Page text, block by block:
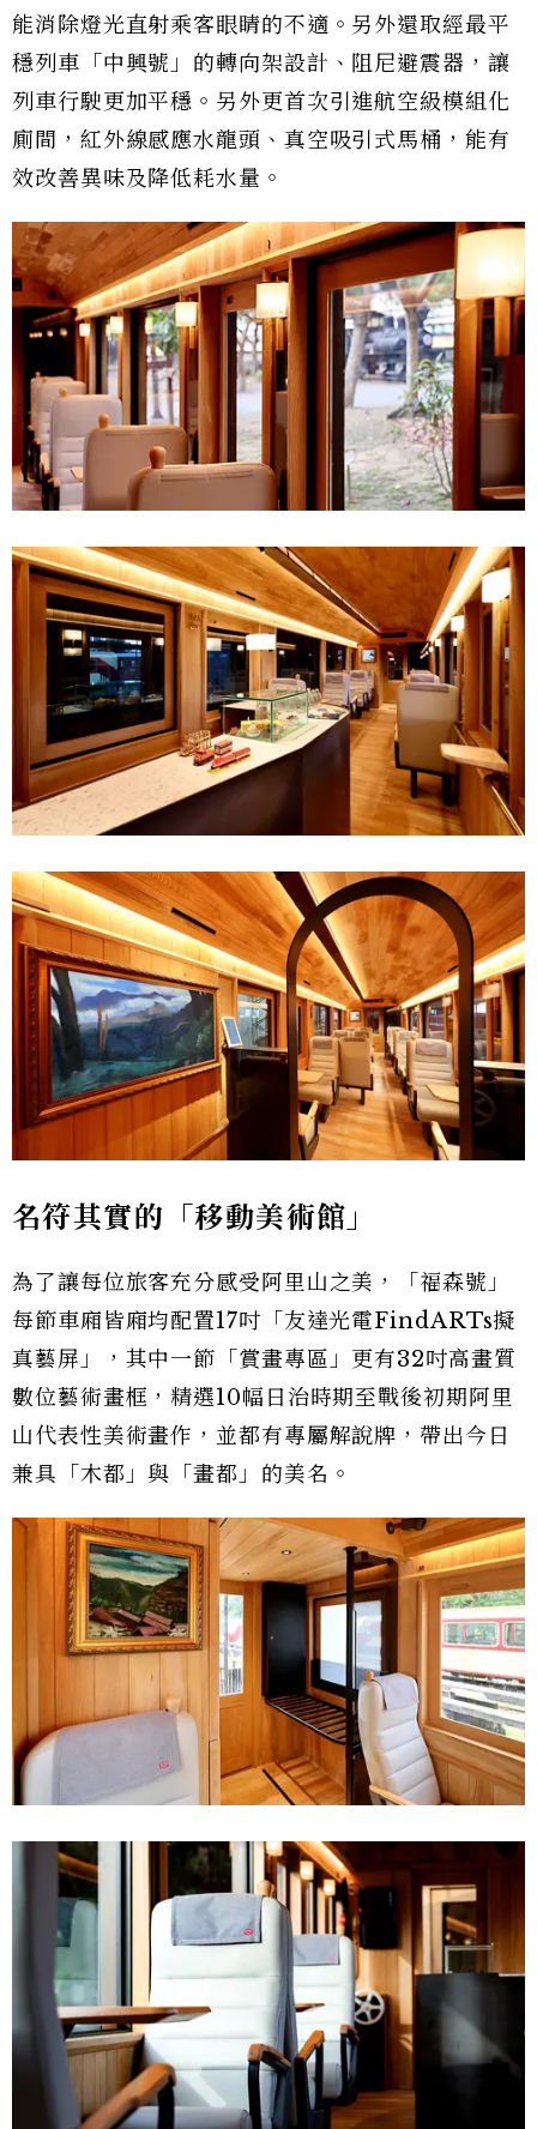
能消除燈光直射乘客眼睛的不適。另外還取經最平
穩列車「中興號」的轉向架設計、阻尼避震器，讓
列車行駛更加平穩。另外更首次引進航空級模組化
廁間，紅外線感應水龍頭、真空吸引式馬桶，能有
效改善異味及降低耗水量。
名符其實的「移動美術館」
為了讓每位旅客充分感受阿里山之美，「福森號」
每節車廂皆廂均配置17吋「友達光電FindARTs擬
真藝屏」，其中一節「賞畫專區」更有32吋高畫質
數位藝術畫框，精選10幅日治時期至戰後初期阿里
山代表性美術畫作，並都有專屬解說牌，帶出今日
兼具「木都」與「畫都」的美名。